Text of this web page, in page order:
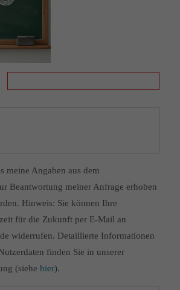
meine Angaben aus dem
Beantwortung meiner Anfrage erhoben
Hinweis: Sie können Ihre
für die Zukunft per E-Mail an
widerrufen. Detaillierte Informationen
finden Sie in unserer
(siehe hier).